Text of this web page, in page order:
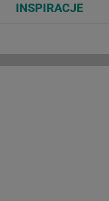
INSPIRACJE